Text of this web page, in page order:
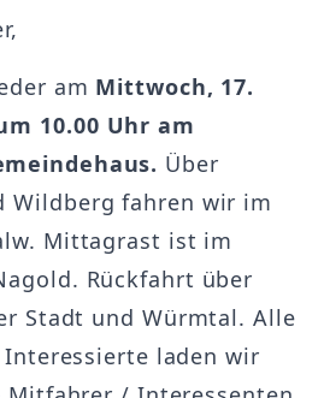
am Mittwoch, 17.
10.00 Uhr am
Über
Wildberg fahren wir im
Mittagrast ist im
Rückfahrt über
Stadt und Würmtal. Alle
laden wir